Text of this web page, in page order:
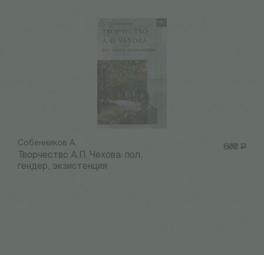
600 Р
Собенников А.
Творчество А.П. Чехова: пол,
гендер, экзистенция